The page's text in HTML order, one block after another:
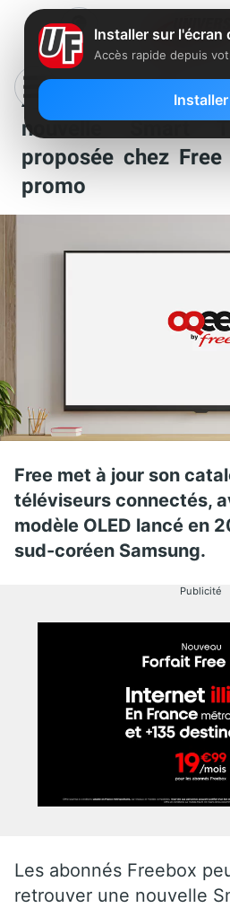
Abonnés Freebox :
nouvelle Smart
proposée chez
promo
Free met à jour son
téléviseurs connectés,
modèle OLED lancé en
sud-coréen Samsung.
Publicité
Les abonnés Freebox
retrouver une nouvelle
Installer sur l'écran
Accès rapide depuis
Installer